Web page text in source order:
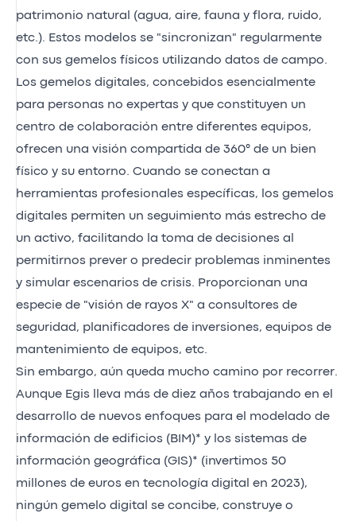
patrimonio natural (agua, aire, fauna y flora, ruido,
etc.). Estos modelos se "sincronizan" regularmente
con sus gemelos físicos utilizando datos de campo.
Los gemelos digitales, concebidos esencialmente
para personas no expertas y que constituyen un
centro de colaboración entre diferentes equipos,
ofrecen una visión compartida de 360° de un bien
físico y su entorno. Cuando se conectan a
herramientas profesionales específicas, los gemelos
digitales permiten un seguimiento más estrecho de
un activo, facilitando la toma de decisiones al
permitirnos prever o predecir problemas inminentes
y simular escenarios de crisis. Proporcionan una
especie de "visión de rayos X" a consultores de
seguridad, planificadores de inversiones, equipos de
mantenimiento de equipos, etc.
Sin embargo, aún queda mucho camino por recorrer.
Aunque Egis lleva más de diez años trabajando en el
desarrollo de nuevos enfoques para el modelado de
información de edificios (BIM)* y los sistemas de
información geográfica (GIS)* (invertimos 50
millones de euros en tecnología digital en 2023),
ningún gemelo digital se concibe, construye o